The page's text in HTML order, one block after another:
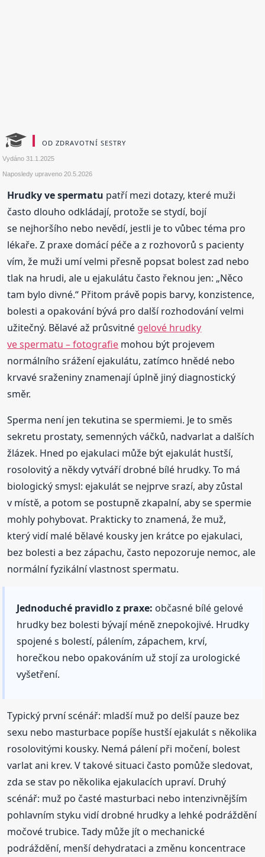
OD ZDRAVOTNÍ SESTRY
Vydáno31.1.2025
Naposledy upraveno20.5.2026
Hrudky ve spermatu patří mezi dotazy, které muži
často dlouho odkládají, protože se stydí, bojí
se nejhoršího nebo nevědí, jestli je to vůbec téma pro
lékaře. Z praxe domácí péče a z rozhovorů s pacienty
vím, že muži umí velmi přesně popsat bolest zad nebo
tlak na hrudi, ale u ejakulátu často řeknou jen: „Něco
tam bylo divné.“ Přitom právě popis barvy, konzistence,
bolesti a opakování bývá pro další rozhodování velmi
užitečný. Bělavé až průsvitné gelové hrudky
ve spermatu – fotografie mohou být projevem
normálního srážení ejakulátu, zatímco hnědé nebo
krvavé sraženiny znamenají úplně jiný diagnostický
směr.
Sperma není jen tekutina se spermiemi. Je to směs
sekretu prostaty, semenných váčků, nadvarlat a dalších
žlázek. Hned po ejakulaci může být ejakulát hustší,
rosolovitý a někdy vytváří drobné bílé hrudky. To má
biologický smysl: ejakulát se nejprve srazí, aby zůstal
v místě, a potom se postupně zkapalní, aby se spermie
mohly pohybovat. Prakticky to znamená, že muž,
který vidí malé bělavé kousky jen krátce po ejakulaci,
bez bolesti a bez zápachu, často nepozoruje nemoc, ale
normální fyzikální vlastnost spermatu.
Jednoduché pravidlo z praxe: občasné bílé gelové
hrudky bez bolesti bývají méně znepokojivé. Hrudky
spojené s bolestí, pálením, zápachem, krví,
horečkou nebo opakováním už stojí za urologické
vyšetření.
Typický první scénář: mladší muž po delší pauze bez
sexu nebo masturbace popíše hustší ejakulát s několika
rosolovitými kousky. Nemá pálení při močení, bolest
varlat ani krev. V takové situaci často pomůže sledovat,
zda se stav po několika ejakulacích upraví. Druhý
scénář: muž po časté masturbaci nebo intenzivnějším
pohlavním styku vidí drobné hrudky a lehké podráždění
močové trubice. Tady může jít o mechanické
podráždění, menší dehydrataci a změnu koncentrace